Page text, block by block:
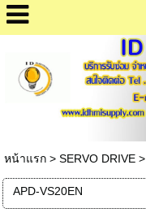
หน้าแรก> SERVO DRIVE>
APD-VS20EN